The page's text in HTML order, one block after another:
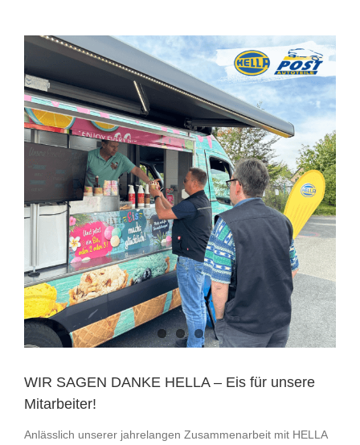
Zeige
grösseres
Bild
WIR SAGEN DANKE HELLA – Eis für unsere
Mitarbeiter!
Anlässlich unserer jahrelangen Zusammenarbeit mit HELLA